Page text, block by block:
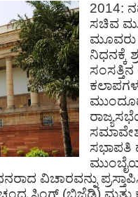
2014:
ಸಚಿವ
ಮೂವರು
ನಿಧನಕ್ಕೆ
ಸಭಾಪತಿ
ವಿಚಾರವನ್ನು
ಸಿಂಗ್ (ಬಿಜೆಡಿ) ಮತ್ತು